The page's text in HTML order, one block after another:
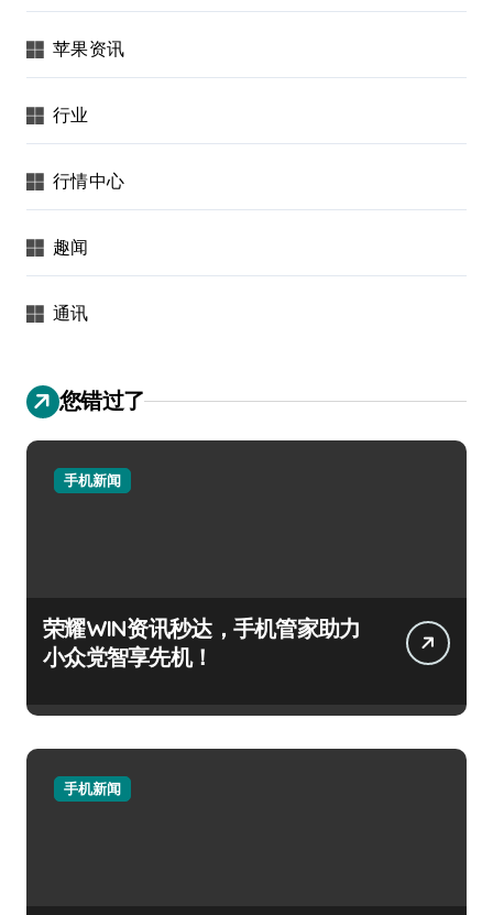
苹果资讯
行业
行情中心
趣闻
通讯
您错过了
手机新闻
荣耀WIN资讯秒达，手机管家助力
小众党智享先机！
手机新闻